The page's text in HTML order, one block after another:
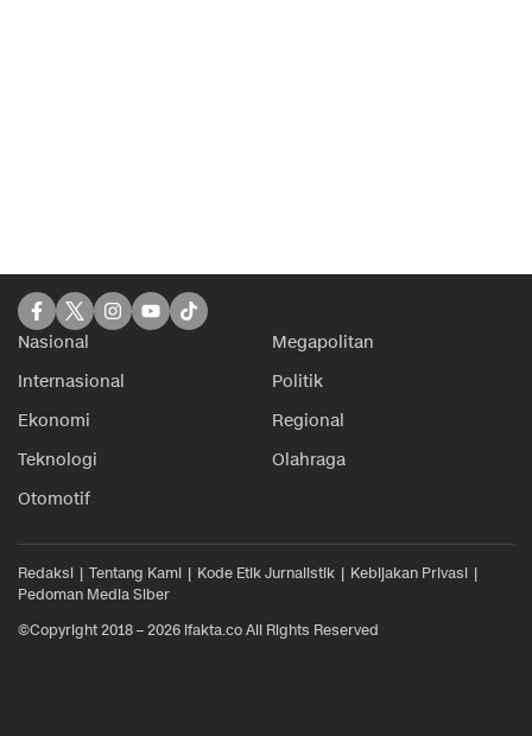
Nasional
Megapolitan
Internasional
Politik
Ekonomi
Regional
Teknologi
Olahraga
Otomotif
Redaksi Tentang Kami Kode Etik Jurnalistik
Kebijakan Privasi
Pedoman Media Siber
©Copyright 2018 – 2026 ifakta.co All Rights Reserved